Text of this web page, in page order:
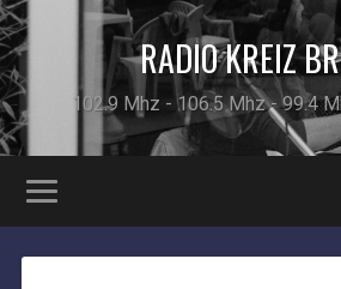
RADIO KREIZ
102.9 Mhz - 106.5 Mhz - 99.4